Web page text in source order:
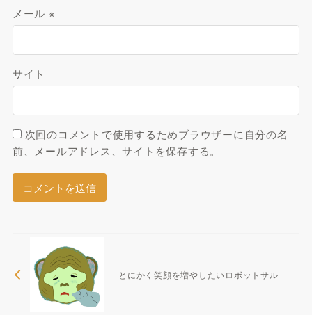
メール ※
サイト
次回のコメントで使用するためブラウザーに自分の名
前、メールアドレス、サイトを保存する。
とにかく笑顔を増やしたいロボットサル